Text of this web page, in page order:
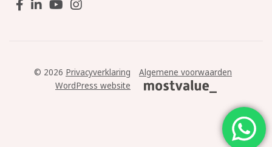
© 2026 Privacyverklaring
Algemene voorwaarden
WordPress website